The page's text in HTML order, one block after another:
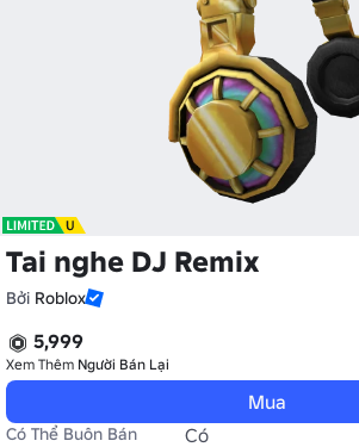
Tai nghe DJ Remix
Bởi Roblox
5,999
Xem Thêm Người Bán Lại
Mua
Có Thể Buôn Bán
Có